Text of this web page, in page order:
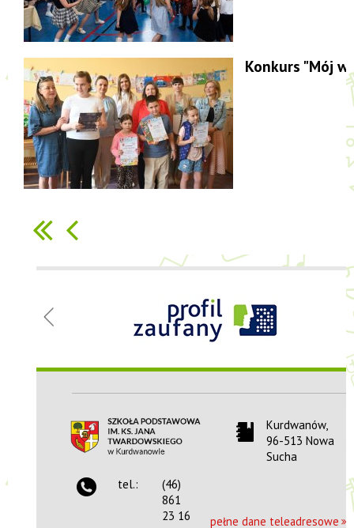
Konkurs "Mój
Kurdwanowie
Kurdwanów,
96-513 Nowa Sucha
(46) 861-23-
Kurdwanów,
96-513 Nowa
Sucha
tel.:
(46)
861
23 16
pełne dane teleadresowe